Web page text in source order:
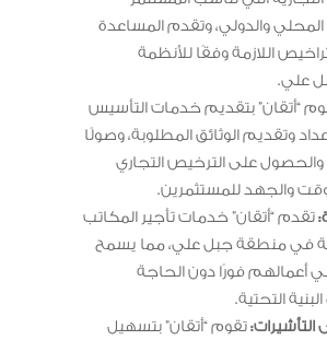
والدولي، وتقدم المساعدة
اللازمة وفقًا للأنظمة
علي.
“أتقان” بتقديم خدمات التأسيس
وتقديم الوثائق المطلوبة، وصولًا
على الترخيص التجاري
والجهد للمستثمرين.
تقدم “أتقان” خدمات تأجير المكاتب
في منطقة جبل علي، مما يسمح
أعمالهم فورًا دون الحاجة
التحتية.
التأشيرات:تقوم “أتقان” بتسهيل